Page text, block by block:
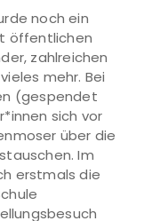
noch ein
öffentlichen
zahlreichen
mehr. Bei
(gespendet
sich vor
über die
Im
erstmals die